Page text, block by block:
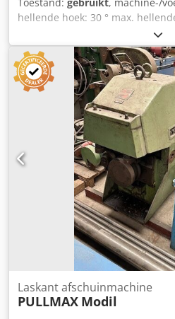
Toestand: gebruikt, machine-/
hellende hoek: 30 ° max.
degelijkheid): 13 mm elektrische
ruimte nodig: 820 x 850 x 1380
Csdpfxe N E Tms Abgoha
Laskant afschuinmachine
PULLMAX Modil